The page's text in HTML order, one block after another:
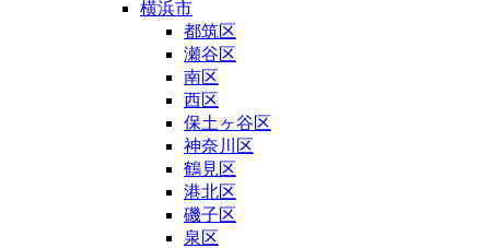
横浜市
都筑区
瀬谷区
南区
西区
保土ヶ谷区
神奈川区
鶴見区
港北区
磯子区
泉区